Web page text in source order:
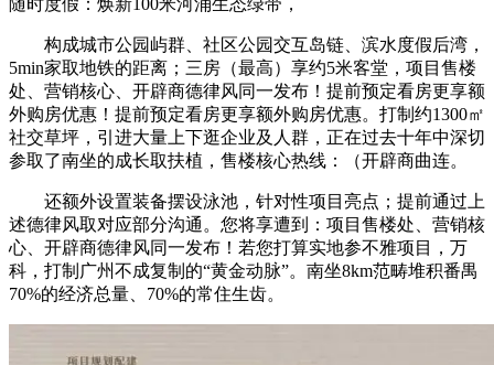
随时度假：焕新100米河涌生态绿带，
构成城市公园屿群、社区公园交互岛链、滨水度假后湾，
5min家取地铁的距离；三房（最高）享约5米客堂，项目售楼
处、营销核心、开辟商德律风同一发布！提前预定看房更享额
外购房优惠！提前预定看房更享额外购房优惠。打制约1300㎡
社交草坪，引进大量上下逛企业及人群，正在过去十年中深切
参取了南坐的成长取扶植，售楼核心热线：（开辟商曲连。
还额外设置装备摆设泳池，针对性项目亮点；提前通过上
述德律风取对应部分沟通。您将享遭到：项目售楼处、营销核
心、开辟商德律风同一发布！若您打算实地参不雅项目，万
科，打制广州不成复制的“黄金动脉”。南坐8km范畴堆积番禺
70%的经济总量、70%的常住生齿。